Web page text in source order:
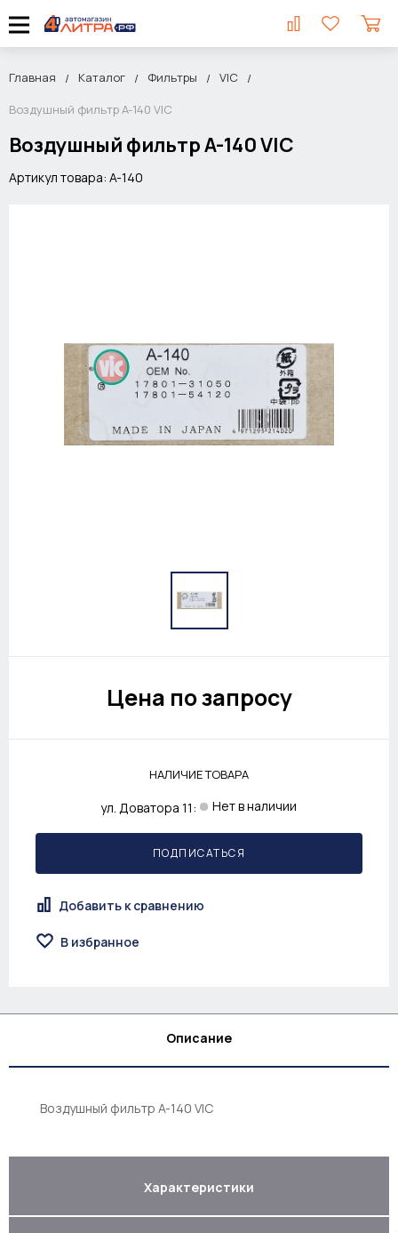
Главная Каталог Фильтры
VIC
Воздушный фильтр A-140 VIC
Воздушный фильтр A-140 VIC
Артикул товара: A-140
Цена по запросу
НАЛИЧИЕ ТОВАРА
ул. Доватора 11: Нет в наличии
ПОДПИСАТЬСЯ
Добавить к сравнению
В избранное
Описание
Воздушный фильтр A-140 VIC
Характеристики